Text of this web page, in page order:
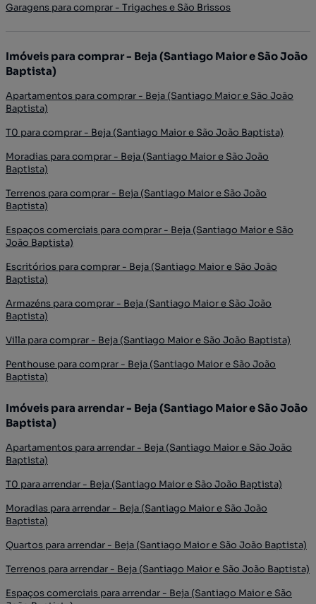
Garagens para comprar - Trigaches e São Brissos
Imóveis para comprar - Beja (Santiago Maior e São João
Baptista)
Apartamentos para comprar - Beja (Santiago Maior e São João
Baptista)
T0 para comprar - Beja (Santiago Maior e São João Baptista)
Moradias para comprar - Beja (Santiago Maior e São João
Baptista)
Terrenos para comprar - Beja (Santiago Maior e São João
Baptista)
Espaços comerciais para comprar - Beja (Santiago Maior e São
João Baptista)
Escritórios para comprar - Beja (Santiago Maior e São João
Baptista)
Armazéns para comprar - Beja (Santiago Maior e São João
Baptista)
Villa para comprar - Beja (Santiago Maior e São João Baptista)
Penthouse para comprar - Beja (Santiago Maior e São João
Baptista)
Imóveis para arrendar - Beja (Santiago Maior e São João
Baptista)
Apartamentos para arrendar - Beja (Santiago Maior e São João
Baptista)
T0 para arrendar - Beja (Santiago Maior e São João Baptista)
Moradias para arrendar - Beja (Santiago Maior e São João
Baptista)
Quartos para arrendar - Beja (Santiago Maior e São João Baptista)
Terrenos para arrendar - Beja (Santiago Maior e São João Baptista)
Espaços comerciais para arrendar - Beja (Santiago Maior e São